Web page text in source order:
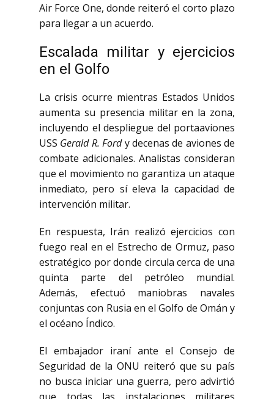
Air Force One, donde reiteró el corto plazo
para llegar a un acuerdo.
Escalada militar y ejercicios
en el Golfo
La crisis ocurre mientras Estados Unidos
aumenta su presencia militar en la zona,
incluyendo el despliegue del portaaviones
USS Gerald R. Fordy decenas de aviones de
combate adicionales. Analistas consideran
que el movimiento no garantiza un ataque
inmediato, pero sí eleva la capacidad de
intervención militar.
En respuesta, Irán realizó ejercicios con
fuego real en el Estrecho de Ormuz, paso
estratégico por donde circula cerca de una
quinta parte del petróleo mundial.
Además, efectuó maniobras navales
conjuntas con Rusia en el Golfo de Omán y
el océano Índico.
El embajador iraní ante el Consejo de
Seguridad de la ONU reiteró que su país
no busca iniciar una guerra, pero advirtió